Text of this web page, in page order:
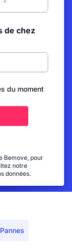
de chez
du moment
Bemove, pour
notre
données.
Pannes